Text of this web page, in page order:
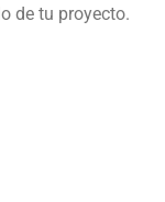
de tu proyecto.